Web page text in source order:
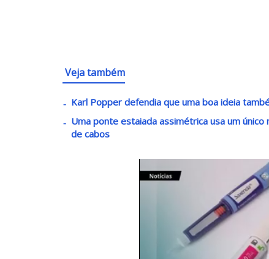
Veja também
Karl Popper defendia que uma boa ideia
Uma ponte estaiada assimétrica usa um
de cabos